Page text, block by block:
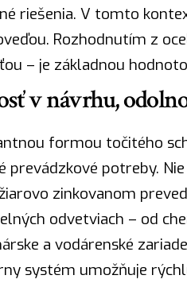
riešenia. V tomto
Rozhodnutím z
– je základnou
v návrhu,
formou točitého
prevádzkové potreby.
zinkovanom
odvetviach – od
a vodárenské
systém umožňuje